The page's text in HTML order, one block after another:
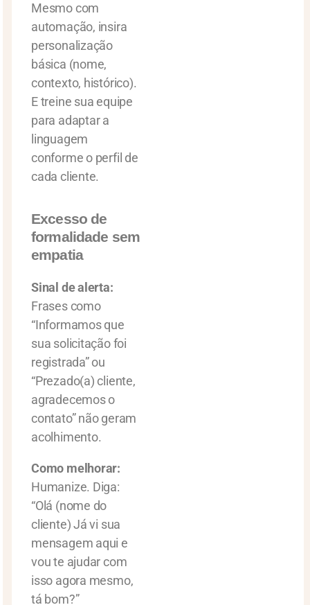
Mesmo com
automação, insira
personalização
básica (nome,
contexto, histórico).
E treine sua equipe
para adaptar a
linguagem
conforme o perfil de
cada cliente.
Excesso de
formalidade sem
empatia
Sinal de alerta:
Frases como
“Informamos que
sua solicitação foi
registrada” ou
“Prezado(a) cliente,
agradecemos o
contato” não geram
acolhimento.
Como melhorar:
Humanize. Diga:
“Olá (nome do
cliente) Já vi sua
mensagem aqui e
vou te ajudar com
isso agora mesmo,
tá bom?”